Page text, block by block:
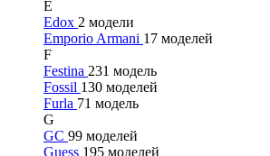
E
Edox 2 модели
Emporio Armani 17 моделей
F
Festina 231 модель
Fossil 130 моделей
Furla 71 модель
G
GC 99 моделей
Guess 195 моделей